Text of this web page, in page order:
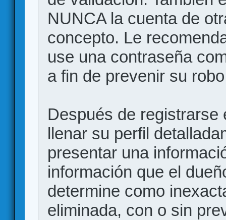
NUNCA la cuenta de
concepto. Le
use una contraseña
a fin de prevenir su
Después de registrarse
llenar su perfil
presentar una
información que el
determine como
eliminada, con o sin